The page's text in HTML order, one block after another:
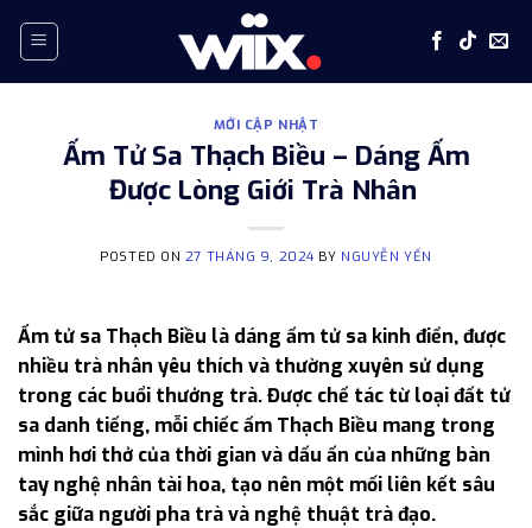
MỚI CẬP NHẬT
Ấm Tử Sa Thạch Biều – Dáng Ấm
Được Lòng Giới Trà Nhân
POSTED ON 27 THÁNG 9, 2024 BY NGUYỄN YẾN
Ấm tử sa Thạch Biều là dáng ấm tử sa kinh điển, được
nhiều trà nhân yêu thích và thường xuyên sử dụng
trong các buổi thưởng trà. Được chế tác từ loại đất tử
sa danh tiếng, mỗi chiếc ấm Thạch Biều mang trong
mình hơi thở của thời gian và dấu ấn của những bàn
tay nghệ nhân tài hoa, tạo nên một mối liên kết sâu
sắc giữa người pha trà và nghệ thuật trà đạo.